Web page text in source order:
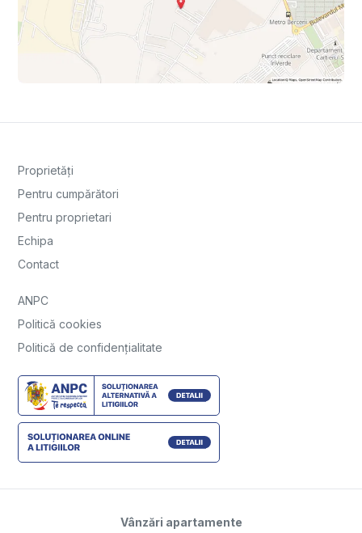
Proprietăți
Pentru cumpărători
Pentru proprietari
Echipa
Contact
ANPC
Politică cookies
Politică de confidențialitate
Vânzări apartamente